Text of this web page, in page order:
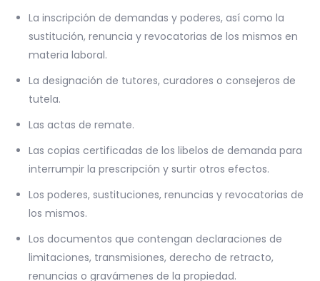
La inscripción de demandas y poderes, así como la
sustitución, renuncia y revocatorias de los mismos en
materia laboral.
La designación de tutores, curadores o consejeros de
tutela.
Las actas de remate.
Las copias certificadas de los libelos de demanda para
interrumpir la prescripción y surtir otros efectos.
Los poderes, sustituciones, renuncias y revocatorias de
los mismos.
Los documentos que contengan declaraciones de
limitaciones, transmisiones, derecho de retracto,
renuncias o gravámenes de la propiedad.